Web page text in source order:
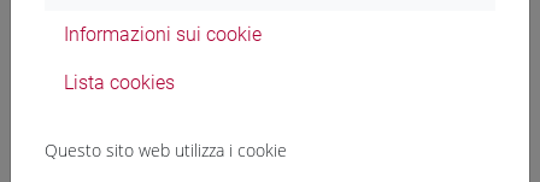
Materiali didattici
Materiali su Moodle
Informazioni sui cookie
Lista cookies
Questo sito web utilizza i cookie